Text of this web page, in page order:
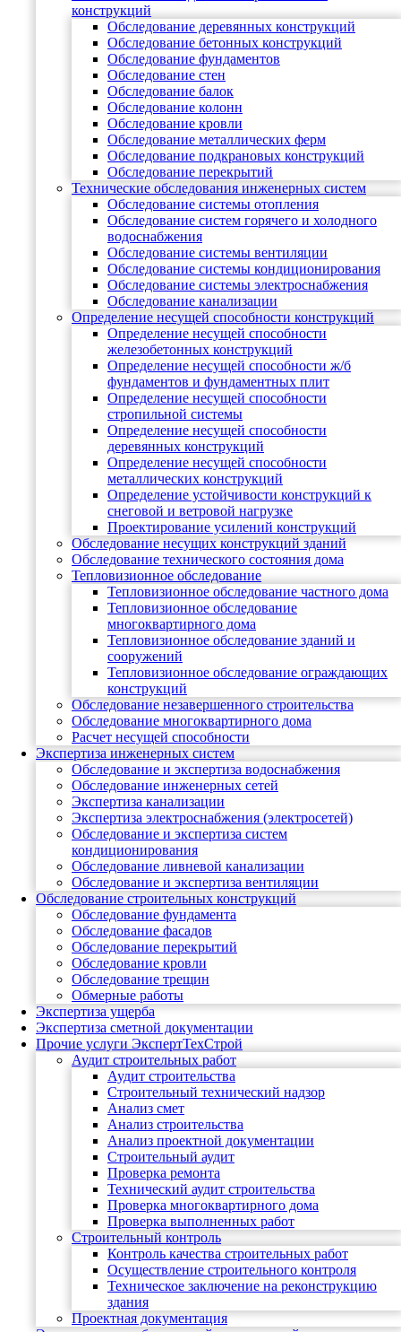
конструкций
Обследование деревянных конструкций
Обследование бетонных конструкций
Обследование фундаментов
Обследование стен
Обследование балок
Обследование колонн
Обследование кровли
Обследование металлических ферм
Обследование подкрановых конструкций
Обследование перекрытий
Технические обследования инженерных систем
Обследование системы отопления
Обследование систем горячего и холодного
водоснабжения
Обследование системы вентиляции
Обследование системы кондиционирования
Обследование системы электроснабжения
Обследование канализации
Определение несущей способности конструкций
Определение несущей способности
железобетонных конструкций
Определение несущей способности ж/б
фундаментов и фундаментных плит
Определение несущей способности
стропильной системы
Определение несущей способности
деревянных конструкций
Определение несущей способности
металлических конструкций
Определение устойчивости конструкций к
снеговой и ветровой нагрузке
Проектирование усилений конструкций
Обследование несущих конструкций зданий
Обследование технического состояния дома
Тепловизионное обследование
Тепловизионное обследование частного дома
Тепловизионное обследование
многоквартирного дома
Тепловизионное обследование зданий и
сооружений
Тепловизионное обследование ограждающих
конструкций
Обследование незавершенного строительства
Обследование многоквартирного дома
Расчет несущей способности
Экспертиза инженерных систем
Обследование и экспертиза водоснабжения
Обследование инженерных сетей
Экспертиза канализации
Экспертиза электроснабжения (электросетей)
Обследование и экспертиза систем
кондиционирования
Обследование ливневой канализации
Обследование и экспертиза вентиляции
Обследование строительных конструкций
Обследование фундамента
Обследование фасадов
Обследование перекрытий
Обследование кровли
Обследование трещин
Обмерные работы
Экспертиза ущерба
Экспертиза сметной документации
Прочие услуги ЭкспертТехСтрой
Аудит строительных работ
Аудит строительства
Строительный технический надзор
Анализ смет
Анализ строительства
Анализ проектной документации
Строительный аудит
Проверка ремонта
Технический аудит строительства
Проверка многоквартирного дома
Проверка выполненных работ
Строительный контроль
Контроль качества строительных работ
Осуществление строительного контроля
Техническое заключение на реконструкцию
здания
Проектная документация